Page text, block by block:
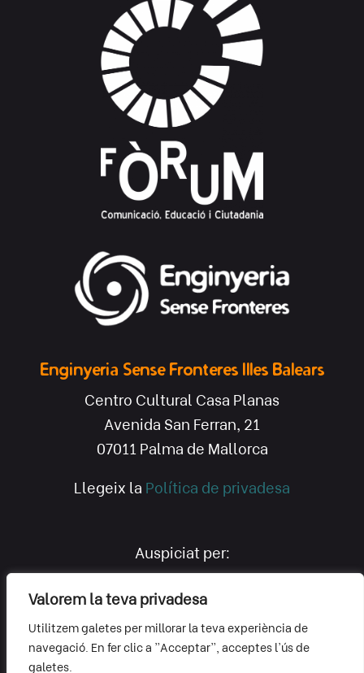
Valorem la teva privadesa
Utilitzem galetes per millorar la teva experiència de
navegació. En fer clic a "Acceptar", acceptes l'ús de
galetes.
Enginyeria Sense Fronteres Illes Balears
Centro Cultural Casa Planas
Avenida San Ferran, 21
07011 Palma de Mallorca
Llegeix la Política de privadesa
Auspiciat per: